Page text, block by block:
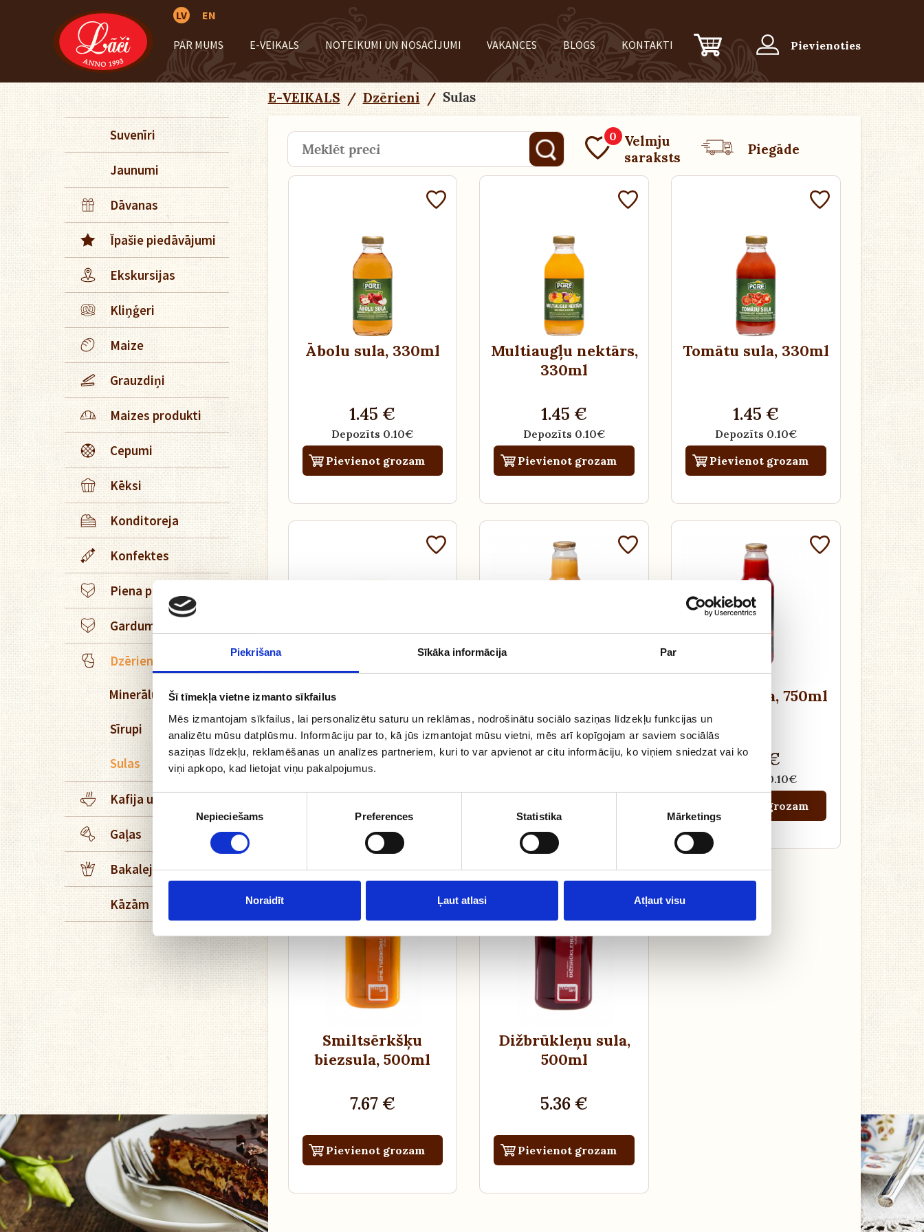
Piekrišana Sīkāka informācija Par
Šī tīmekļa vietne izmanto sīkfailus
Mēs izmantojam sīkfailus, lai personalizētu saturu un reklāmas, nodrošinātu sociālo saziņas līdzekļu funkcijas un
analizētu mūsu datplūsmu. Informāciju par to, kā jūs izmantojat mūsu vietni, mēs arī kopīgojam ar saviem sociālās
saziņas līdzekļu, reklamēšanas un analīzes partneriem, kuri to var apvienot ar citu informāciju, ko viņiem sniedzat vai ko
viņi apkopo, kad lietojat viņu pakalpojumus.
Piekrišanas
izvēle
Nepieciešams Preferences Statistika Mārketings
Noraidīt Ļaut atlasi Atļaut visu
LV EN
PAR MUMS E-VEIKALS NOTEIKUMI UN NOSACĪJUMI VAKANCES BLOGS KONTAKTI Pievienoties
Suvenīri
Jaunumi
Dāvanas
Īpašie piedāvājumi
Ekskursijas
Kliņģeri
Maize
Grauzdiņi
Maizes produkti
Cepumi
Kēksi
Konditoreja
Konfektes
Piena produkti
Gardumi
Dzērieni
Minerālūdens
Sīrupi
Sulas
Kafija un tēja
Gaļas
Bakaleja
Kāzām
E-VEIKALS / Dzērieni /Sulas
0
Velmju
saraksts
Piegāde
Ābolu sula, 330ml
1.45 €
Depozīts 0.10€
Pievienot grozam
Multiaugļu nektārs,
330ml
1.45 €
Depozīts 0.10€
Pievienot grozam
Tomātu sula, 330ml
1.45 €
Depozīts 0.10€
Pievienot grozam
Apelsīnu sula
330ml
2.02 €
Depozīts 0.10€
750ml
2.84 €
Tomātu sula, 750ml
2.45 €
Depozīts 0.10€
Pievienot grozam
Smiltsērkšķu
biezsula, 500ml
7.67 €
Pievienot grozam
Piegāde ar
Dižbrūkleņu sula,
500ml
5.36 €
Pievienot grozam
Piegāde ar